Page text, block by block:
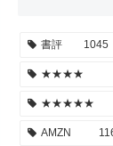
書評 1045
★★★★
★★★★★
AMZN